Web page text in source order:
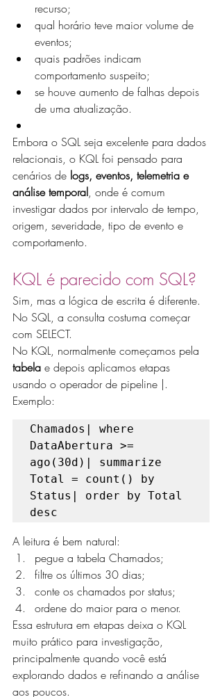
recurso;
qual horário teve maior volume de
eventos;
quais padrões indicam
comportamento suspeito;
se houve aumento de falhas depois
de uma atualização.
Embora o SQL seja excelente para dados
relacionais, o KQL foi pensado para
cenários de logs, eventos, telemetria e
análise temporal, onde é comum
investigar dados por intervalo de tempo,
origem, severidade, tipo de evento e
comportamento.
KQL é parecido com SQL?
Sim, mas a lógica de escrita é diferente.
No SQL, a consulta costuma começar
com SELECT.
No KQL, normalmente começamos pela
tabela e depois aplicamos etapas
usando o operador de pipeline |.
Exemplo:
Chamados| where
DataAbertura >=
ago(30d)| summarize
Total = count() by
Status| order by Total
desc
A leitura é bem natural:
pegue a tabela Chamados;
filtre os últimos 30 dias;
conte os chamados por status;
ordene do maior para o menor.
Essa estrutura em etapas deixa o KQL
muito prático para investigação,
principalmente quando você está
explorando dados e refinando a análise
aos poucos.